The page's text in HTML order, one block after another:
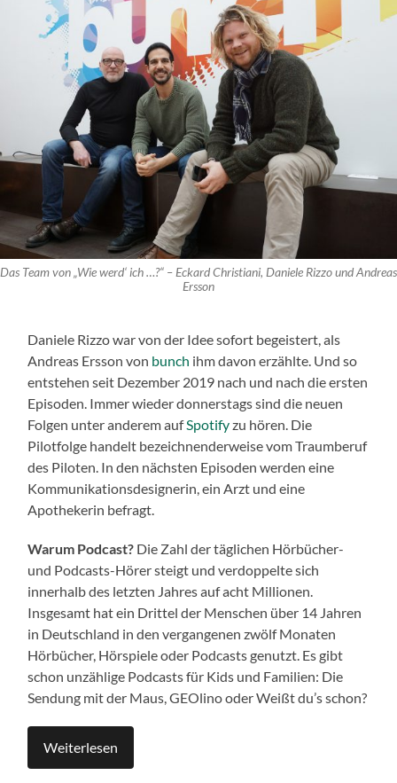
Das Team von „Wie werd‘ ich …?“ – Eckard Christiani, Daniele Rizzo und Andreas
Ersson
Daniele Rizzo war von der Idee sofort begeistert, als
Andreas Ersson von bunch ihm davon erzählte. Und so
entstehen seit Dezember 2019 nach und nach die ersten
Episoden. Immer wieder donnerstags sind die neuen
Folgen unter anderem aufSpotifyzu hören. Die
Pilotfolge handelt bezeichnenderweise vom Traumberuf
des Piloten. In den nächsten Episoden werden eine
Kommunikationsdesignerin, ein Arzt und eine
Apothekerin befragt.
Warum Podcast? Die Zahl der täglichen Hörbücher-
und Podcasts-Hörer steigt und verdoppelte sich
innerhalb des letzten Jahres auf acht Millionen.
Insgesamt hat ein Drittel der Menschen über 14 Jahren
in Deutschland in den vergangenen zwölf Monaten
Hörbücher, Hörspiele oder Podcasts genutzt. Es gibt
schon unzählige Podcasts für Kids und Familien: Die
Sendung mit der Maus, GEOlino oder Weißt du’s schon?
Weiterlesen